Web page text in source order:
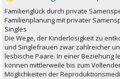
Familienglück durch private
Familienplanung mit privater
Singles
Die Wege, der Kinderlosigkeit zu
und Singlefrauen zwar zahlreicher
lesbische Paare. In einer Beziehung
können mittlerweile bis zum
Möglichkeiten der